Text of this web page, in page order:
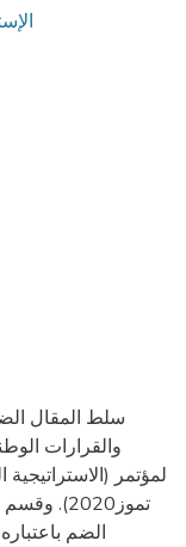
سلط المقال
والقرارات
الضم